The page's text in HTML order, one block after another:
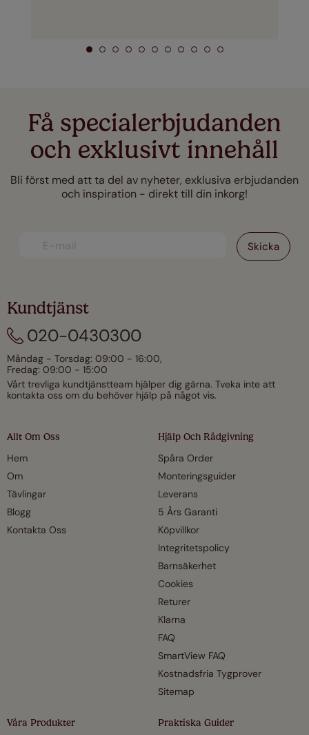
Få specialerbjudanden
och exklusivt innehåll
Bli först med att ta del av nyheter, exklusiva erbjudanden
och inspiration - direkt till din inkorg!
Allt Om Oss
Hem
Om
Tävlingar
Blogg
Kontakta Oss
Hjälp Och Rådgivning
Spåra Order
Monteringsguider
Leverans
5 Års Garanti
Köpvillkor
Integritetspolicy
Barnsäkerhet
Cookies
Returer
Klarna
FAQ
SmartView FAQ
Kostnadsfria Tygprover
Sitemap
Våra Produkter Praktiska Guider
Kundtjänst
020-0430300
Måndag - Torsdag: 09:00 - 16:00,
Fredag: 09:00 - 15:00
Vårt trevliga kundtjänstteam hjälper dig gärna. Tveka inte att
kontakta oss om du behöver hjälp på något vis.